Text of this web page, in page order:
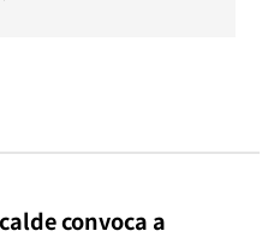
convoca a